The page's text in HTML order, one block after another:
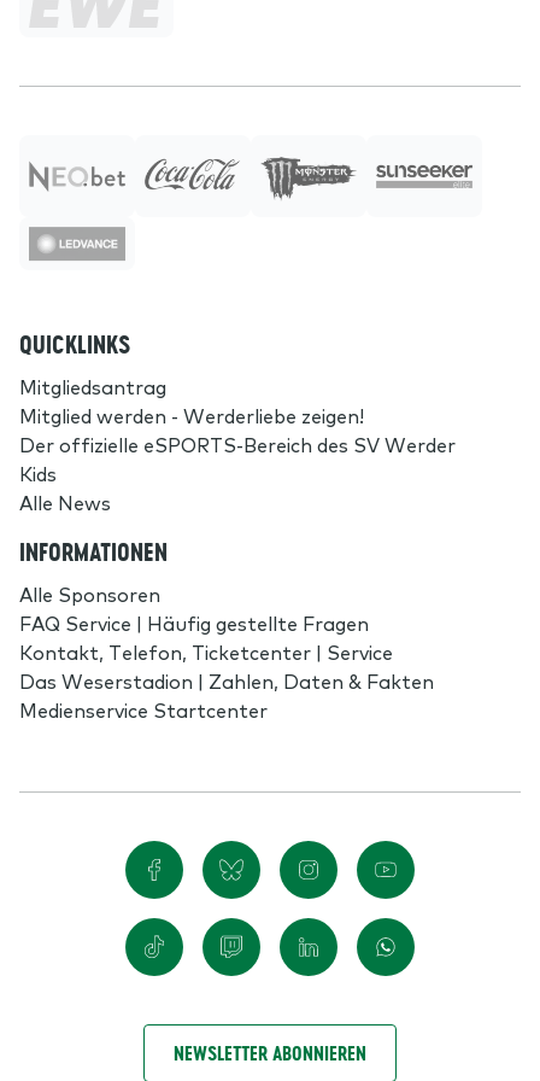
QUICKLINKS
Mitgliedsantrag
Mitglied werden - Werderliebe zeigen!
Der offizielle eSPORTS-Bereich des SV Werder
Kids
Alle News
INFORMATIONEN
Alle Sponsoren
FAQ Service | Häufig gestellte Fragen
Kontakt, Telefon, Ticketcenter | Service
Das Weserstadion | Zahlen, Daten & Fakten
Medienservice Startcenter
NEWSLETTER ABONNIEREN